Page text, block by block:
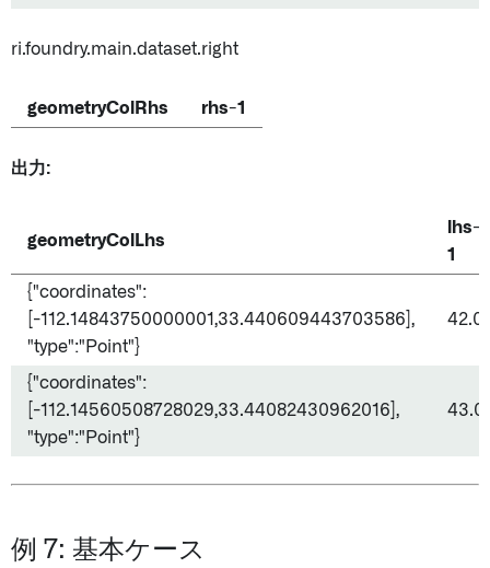
ri.foundry.main.dataset.right
geometryColRhs rhs-1
出力:
geometryColLhs
lhs-
1
{"coordinates":
[-112.14843750000001,33.440609443703586],
"type":"Point"}
42.0
{"coordinates":
[-112.14560508728029,33.44082430962016],
"type":"Point"}
43.0
例 7: 基本ケース